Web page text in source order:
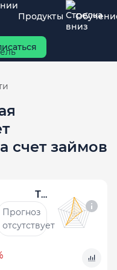
Продукты
счет займов
ТЗА
Прогноз
отсутствует